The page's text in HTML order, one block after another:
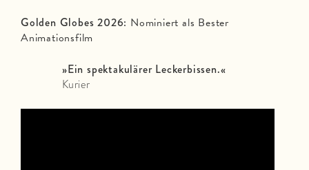
Golden Globes 2026: Nominiert als Bester
Animationsfilm
»Ein spektakulärer Leckerbissen.«
Kurier